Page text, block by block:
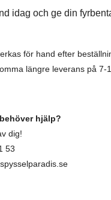
idag och ge din
för hand efter
längre leverans på 7-
hjälp?
dig!
53